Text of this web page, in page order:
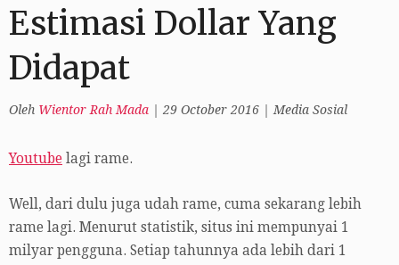
Estimasi Dollar Yang
Didapat
Oleh Wientor Rah Mada 29 October 2016 Media Sosial
Youtube lagi rame.
Well, dari dulu juga udah rame, cuma sekarang lebih
rame lagi. Menurut statistik, situs ini mempunyai 1
milyar pengguna. Setiap tahunnya ada lebih dari 1